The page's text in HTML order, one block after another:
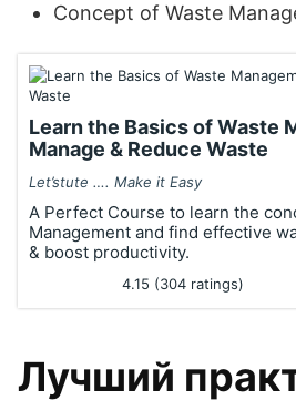
Concept of Waste
Learn the Basics of Waste
Manage & Reduce Waste
Let’stute …. Make it Easy
A Perfect Course to learn the
Management and find effective
& boost productivity.
4.15 (304 ratings)
Лучший